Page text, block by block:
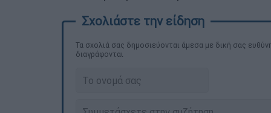
Τα σχολιά σας δημοσιεύονται άμεσα με δική σας
διαγράφονται